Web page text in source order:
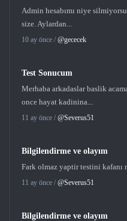
Admin hesabımı niye
size. Aylardan...
10 ay önce / @gececek
Test Sonucum
Merhaba arkadaslar baslik
once hayat kadinina...
11 ay önce / @Severus51
Bilgilendirme ve olayım
Fark olmaz yaptir testini kafanı
11 ay önce / @Severus51
Bilgilendirme ve olayım